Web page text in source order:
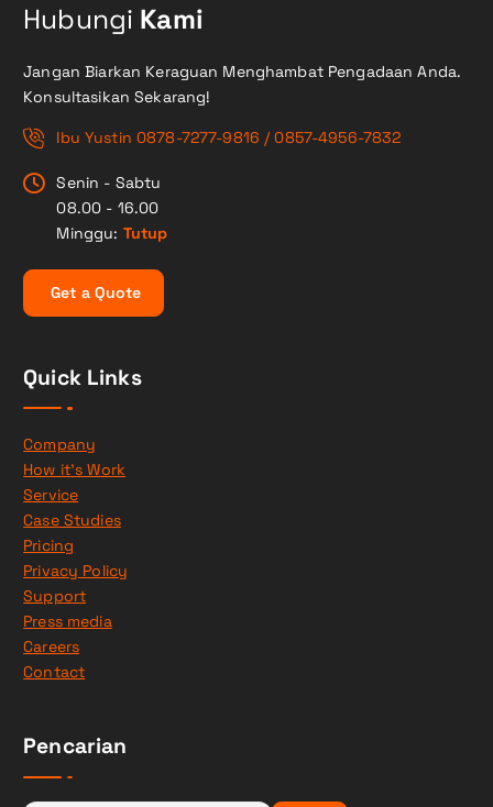
Hubungi Kami
Jangan Biarkan Keraguan Menghambat Pengadaan Anda.
Konsultasikan Sekarang!
Ibu Yustin 0878-7277-9816 / 0857-4956-7832
Senin - Sabtu
08.00 - 16.00
Minggu: Tutup
Get a Quote
Quick Links
Company
How it’s Work
Service
Case Studies
Pricing
Privacy Policy
Support
Press media
Careers
Contact
Pencarian